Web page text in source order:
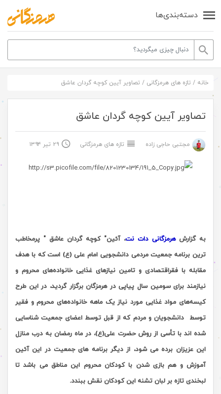
دسته‌بندی‌ها
خانه / تازه های هرمزگانی / تصاویر آیین کوچه گردان عاشق
تصاویر آیین کوچه گردان عاشق
مجتبی حاجی زاده تازه های هرمزگانی ۲۹ تیر ۱۳۹۴
به گزارش هرمزگانی دات نت، آئین" کوچه گردان عاشق " پرمخاطب
ترین برنامه جمعیت مردمی دانشجویی امام علی (ع) است که با هدف
مقابله با فقراقتصادی و تامین نیازهای غذایی خانواده‌های محروم و
نیازمند برای سومین سال پیاپی در هرمزگان برگزار گردید، در این طرح
کیسه‌های مواد غذایی مورد نیاز یک ماهه خانواده‌های محروم و فقیر
توسط دانشجویان و مردم که از قبل توسط اعضای جمعیت شناسایی
شده اند با تأسی از روش حضرت علی(ع)، در ماه رمضان به درب منازل
این عزیزان برده می شود، از دیگر برنامه های جمعیت در این آئین
آموزش و هم بازی شدن با کودکان محروم این مناطق می باشد تا
لبخندی تازه بر لبان تشنه این کودکان نقش ببندد.